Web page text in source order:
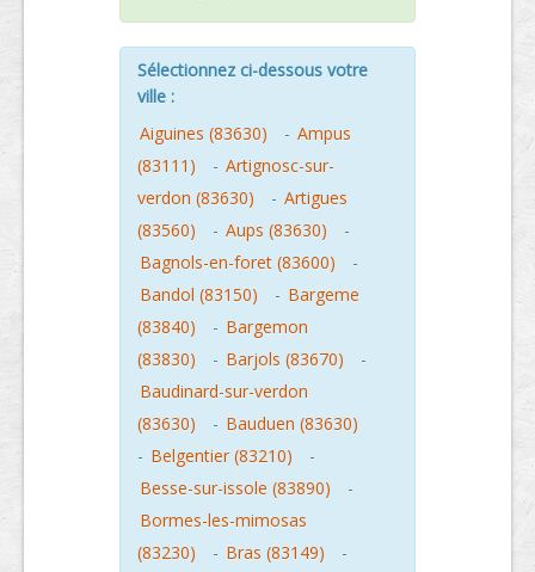
Sélectionnez ci-dessous votre
ville :
Aiguines (83630)
- Ampus
(83111)
- Artignosc-sur-
verdon (83630)
- Artigues
(83560)
- Aups (83630)
-
Bagnols-en-foret (83600)
-
Bandol (83150)
- Bargeme
(83840)
- Bargemon
(83830)
- Barjols (83670)
-
Baudinard-sur-verdon
(83630)
- Bauduen (83630)
- Belgentier (83210)
-
Besse-sur-issole (83890)
-
Bormes-les-mimosas
(83230)
- Bras (83149) -